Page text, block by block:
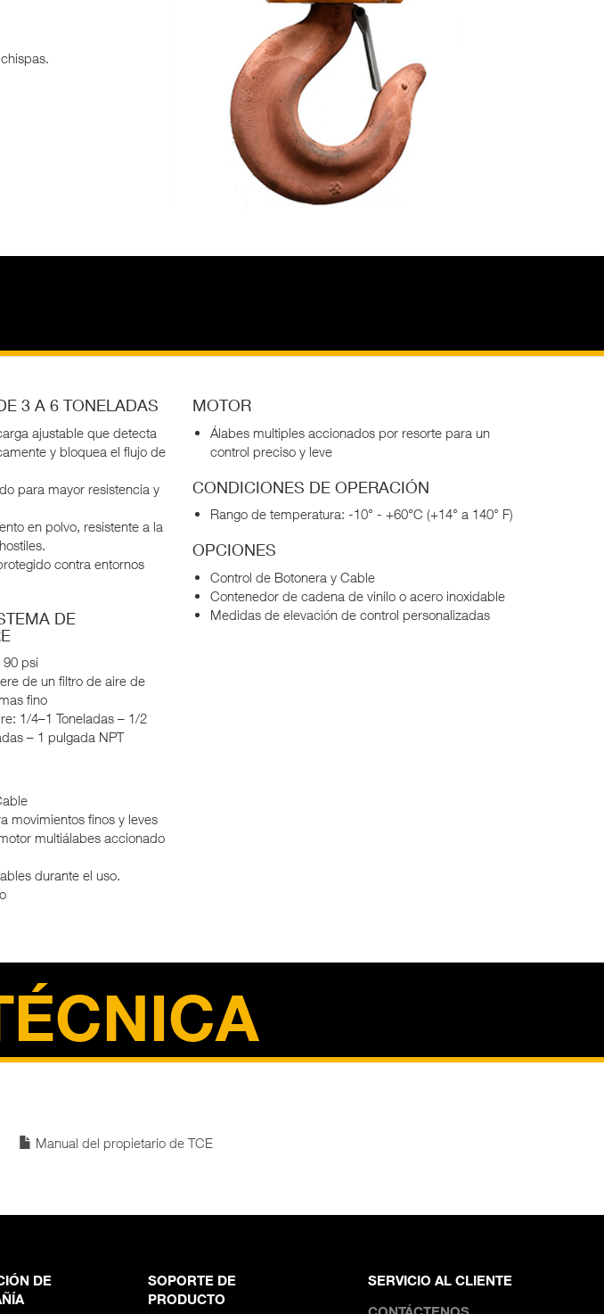
3 A 6 TONELADAS
ajustable que detecta
y bloquea el flujo de
para mayor resistencia y
en polvo, resistente a la
contra entornos
DE
90 psi
de un filtro de aire de
fino
1/4–1 Toneladas – 1/2
– 1 pulgada NPT
movimientos finos y leves
multiálabes accionado
durante el uso.
MOTOR
Álabes multiples accionados por resorte para un
control preciso y leve
CONDICIONES DE OPERACIÓN
Rango de temperatura: -10° - +60°C (+14° a 140° F)
OPCIONES
Control de Botonera y Cable
Contenedor de cadena de vinilo o acero inoxidable
Medidas de elevación de control personalizadas
Manual del propietario de TCE
DE
SOPORTE DE
PRODUCTO
SERVICIO AL CLIENTE